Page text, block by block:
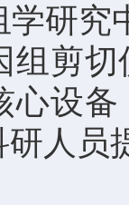
究中
组剪切
心设
人员